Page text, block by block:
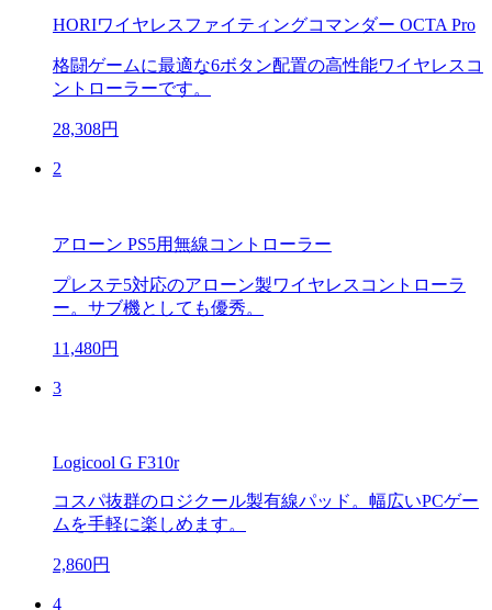
HORIワイヤレスファイティングコマンダー OCTA Pro
格闘ゲームに最適な6ボタン配置の高性能ワイヤレスコ
ントローラーです。
28,308円
2
アローン PS5用無線コントローラー
プレステ5対応のアローン製ワイヤレスコントローラ
ー。サブ機としても優秀。
11,480円
3
Logicool G F310r
コスパ抜群のロジクール製有線パッド。幅広いPCゲー
ムを手軽に楽しめます。
2,860円
4